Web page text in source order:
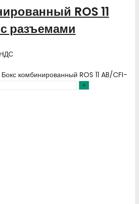
ROS 11
разъемами
комбинированный ROS 11 AB/CFI-